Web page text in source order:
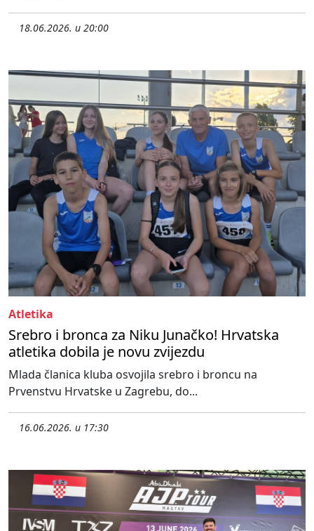
18.06.2026. u 20:00
Atletika
Srebro i bronca za Niku Junačko! Hrvatska
atletika dobila je novu zvijezdu
Mlada članica kluba osvojila srebro i broncu na
Prvenstvu Hrvatske u Zagrebu, do...
16.06.2026. u 17:30